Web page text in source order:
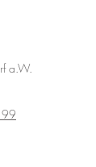
a.W.